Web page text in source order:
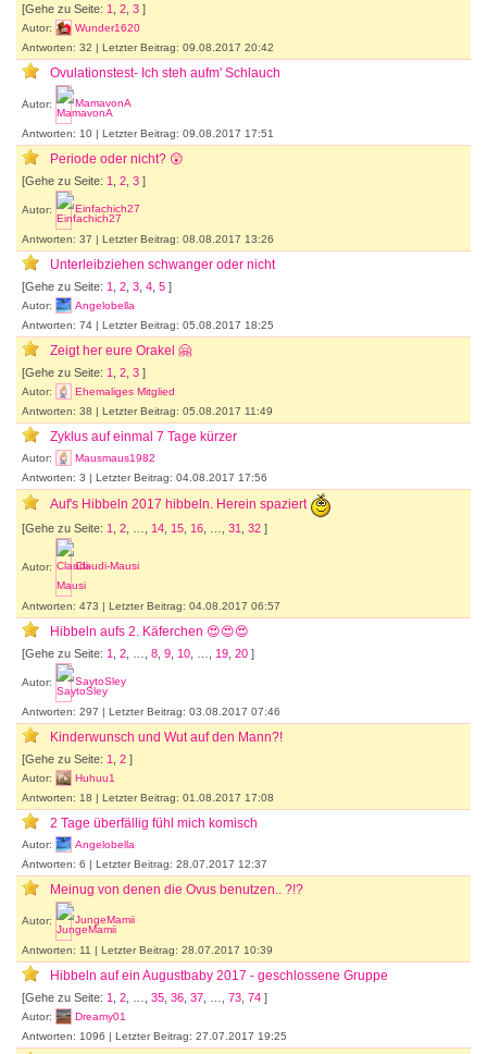
[Gehe zu Seite: 1 2 3 ]
Autor:
Wunder1620
Antworten: 32 | Letzter Beitrag: 09.08.2017 20:42
Ovulationstest- Ich steh aufm' Schlauch
Autor: MamavonA
Antworten: 10 | Letzter Beitrag: 09.08.2017 17:51
Periode oder nicht? 😲
[Gehe zu Seite: 1 2 3 ]
Autor: Einfachich27
Antworten: 37 | Letzter Beitrag: 08.08.2017 13:26
Unterleibziehen schwanger oder nicht
[Gehe zu Seite: 1 2 3 4 5 ]
Autor:
Angelobella
Antworten: 74 | Letzter Beitrag: 05.08.2017 18:25
Zeigt her eure Orakel 🤗
[Gehe zu Seite: 1 2 3 ]
Autor:
Ehemaliges Mitglied
Antworten: 38 | Letzter Beitrag: 05.08.2017 11:49
Zyklus auf einmal 7 Tage kürzer
Autor:
Mausmaus1982
Antworten: 3 | Letzter Beitrag: 04.08.2017 17:56
Auf's Hibbeln 2017 hibbeln. Herein spaziert
[Gehe zu Seite: 1 2 14 15 16 31 32 ]
Autor: Claudi-Mausi
Antworten: 473 | Letzter Beitrag: 04.08.2017 06:57
Hibbeln aufs 2. Käferchen 😍😍😍
[Gehe zu Seite: 1 2 8 9 10 19 20 ]
Autor: SaytoSley
Antworten: 297 | Letzter Beitrag: 03.08.2017 07:46
Kinderwunsch und Wut auf den Mann?!
[Gehe zu Seite: 1 2 ]
Autor:
Huhuu1
Antworten: 18 | Letzter Beitrag: 01.08.2017 17:08
2 Tage überfällig fühl mich komisch
Autor:
Angelobella
Antworten: 6 | Letzter Beitrag: 28.07.2017 12:37
Meinug von denen die Ovus benutzen.. ?!?
Autor: JungeMamii
Antworten: 11 | Letzter Beitrag: 28.07.2017 10:39
Hibbeln auf ein Augustbaby 2017 - geschlossene Gruppe
[Gehe zu Seite: 1 2 35 36 37 73 74 ]
Autor:
Dreamy01
Antworten: 1096 | Letzter Beitrag: 27.07.2017 19:25